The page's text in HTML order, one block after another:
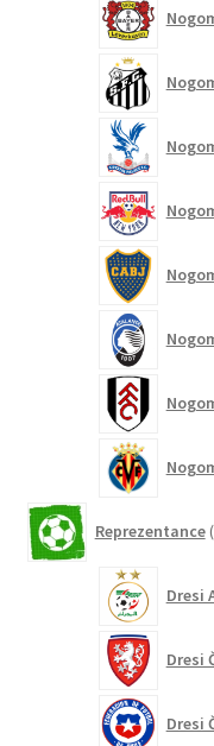
Reprezentance
Dresi
Dresi
Dresi